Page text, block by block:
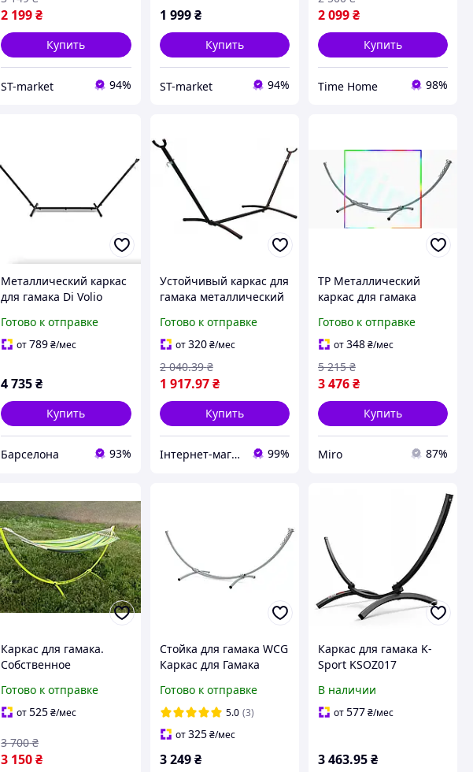
2 199₴
Купить
ST-market 94%
1 999 ₴
Купить
ST-market 94%
2 099₴
Купить
Time Home 98%
Металлический каркас
для гамака Di Volio
Готово к отправке
от789₴/мес
4 735₴
Купить
Барселона 93%
Устойчивый каркас для
гамака металлический
Готово к отправке
от320 ₴/мес
1 917.97 ₴
2 040.39 ₴
Купить
Інтернет-магазин "Marke" 99%
TP Металлический
каркас для гамака
универсальное
решение для отдыха
Готово к отправке
от348₴/мес
3 476₴
5 215 ₴
Купить
Miro 87%
Каркас для гамака.
Собственное
цвета
Готово к отправке
от525₴/мес
3 150₴
3 700 ₴
Стойка для гамака WCG
Каркас для Гамака
Готово к отправке
5.0 (3)
от325 ₴/мес
3 249 ₴
Каркас для гамака K-
Sport KSOZ017
В наличии
от577₴/мес
3 463.95₴